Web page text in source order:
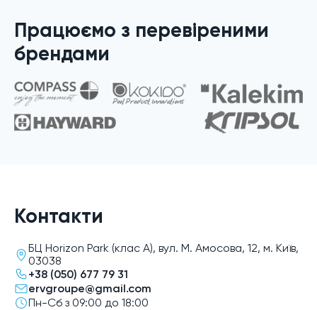
Працюємо з перевіреними
брендами
Контакти
БЦ Horizon Park (клас A), вул. М. Амосова, 12, м. Київ,
03038
+38 (050) 677 79 31
ervgroupe@gmail.com
Пн-Сб з 09:00 до 18:00